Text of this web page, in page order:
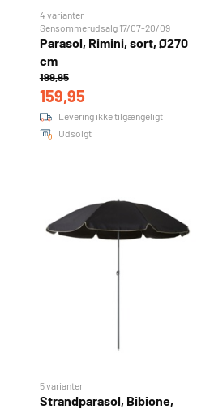
Parasol, Rimini, sort, Ø270
cm
4 varianter
Sensommerudsalg 17/07-20/09
199,95
159,95
Levering ikke tilgængeligt
Udsolgt
Strandparasol, Bibione,
5 varianter